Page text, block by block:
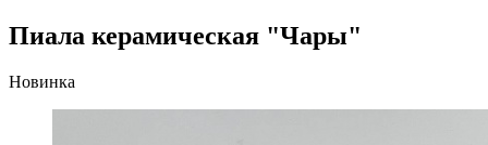
Пиала керамическая "Чары"
Новинка